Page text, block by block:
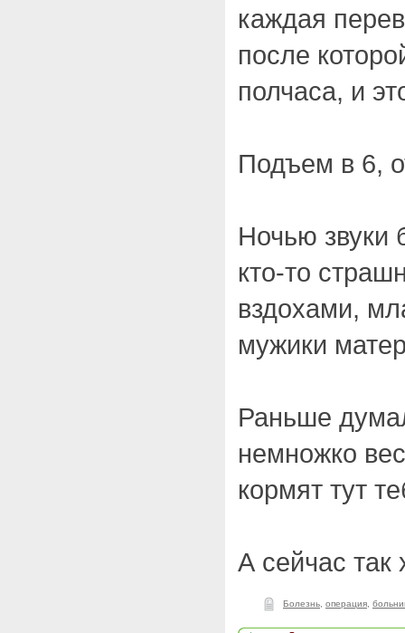
каждая
после
полчаса, и
Подъем в 6,
Ночью звуки
кто-то
вздохами,
мужики
Раньше
немножко
кормят тут
А сейчас
Болезнь операция